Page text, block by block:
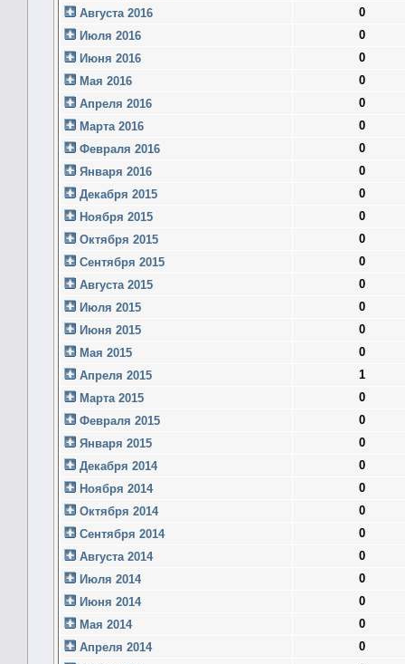
Августа 2016
0
Июля 2016
0
Июня 2016
0
Мая 2016
0
Апреля 2016
0
Марта 2016
0
Февраля 2016
0
Января 2016
0
Декабря 2015
0
Ноября 2015
0
Октября 2015
0
Сентября 2015
0
Августа 2015
0
Июля 2015
0
Июня 2015
0
Мая 2015
0
Апреля 2015
1
Марта 2015
0
Февраля 2015
0
Января 2015
0
Декабря 2014
0
Ноября 2014
0
Октября 2014
0
Сентября 2014
0
Августа 2014
0
Июля 2014
0
Июня 2014
0
Мая 2014
0
Апреля 2014
0